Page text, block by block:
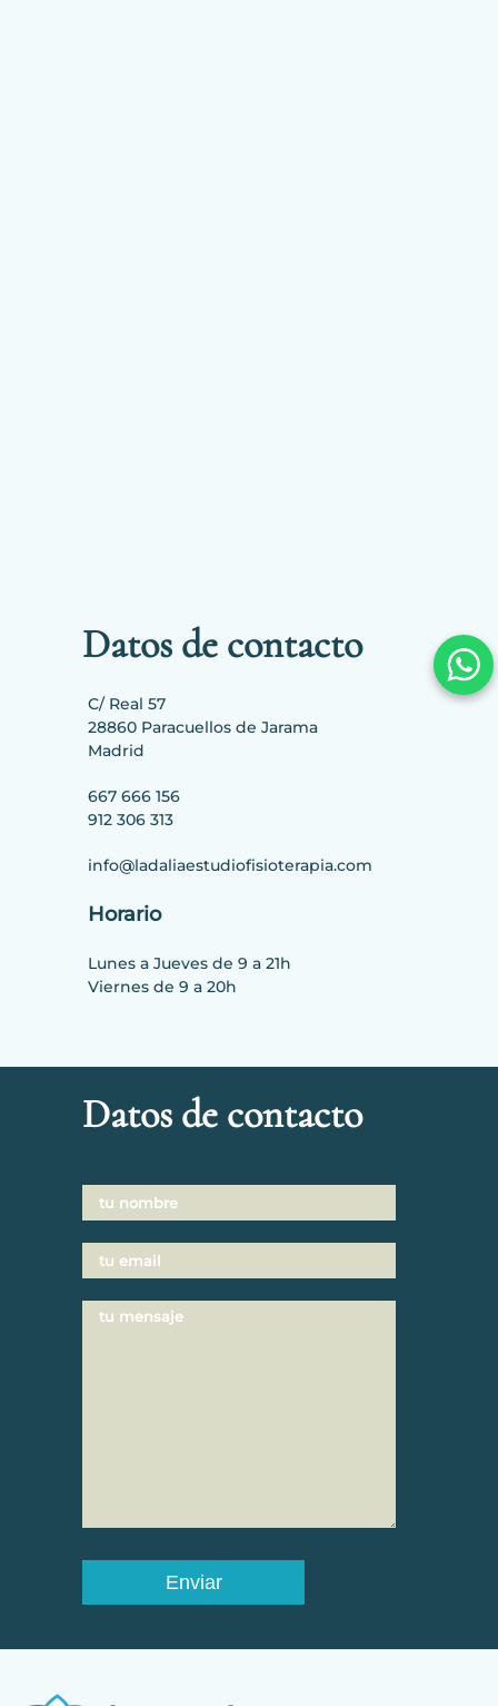
Datos de contacto
C/ Real 57
28860 Paracuellos de Jarama
Madrid
667 666 156
912 306 313
info@ladaliaestudiofisioterapia.com
Horario
Lunes a Jueves de 9 a 21h
Viernes de 9 a 20h
Datos de contacto